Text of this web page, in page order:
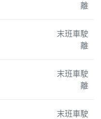
離
末班車駛
離
末班車駛
離
末班車駛